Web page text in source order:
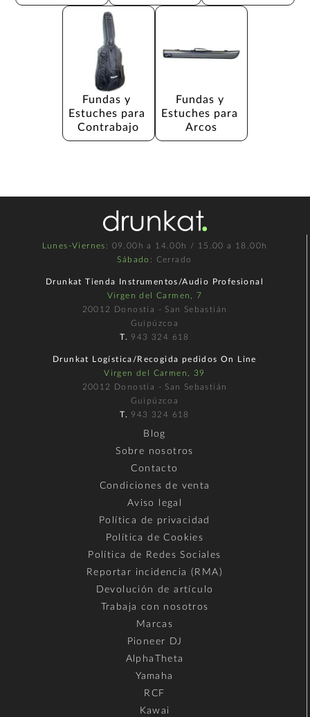
Fundas y
Estuches para
Contrabajo
Fundas y
Estuches para
Arcos
Lunes-Viernes : 09.00h a 14.00h / 15.00 a 18.00h
Sábado : Cerrado
Drunkat Tienda Instrumentos/Audio Profesional
Virgen del Carmen, 7
20012 Donostia - San Sebastián
Guipúzcoa
T. 943 324 618
Drunkat Logística/Recogida pedidos On Line
Virgen del Carmen, 39
20012 Donostia - San Sebastián
Guipúzcoa
T. 943 324 618
Blog
Sobre nosotros
Contacto
Condiciones de venta
Aviso legal
Política de privacidad
Política de Cookies
Política de Redes Sociales
Reportar incidencia (RMA)
Devolución de artículo
Trabaja con nosotros
Marcas
Pioneer DJ
AlphaTheta
Yamaha
RCF
Kawai